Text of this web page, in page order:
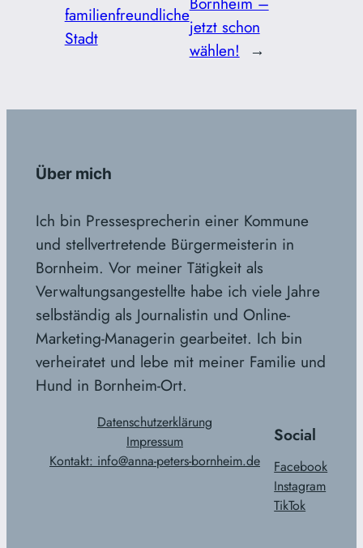
familienfreundliche
Stadt
jetzt schon
wählen!
→
Über mich
Ich bin Pressesprecherin einer Kommune
und stellvertretende Bürgermeisterin in
Bornheim. Vor meiner Tätigkeit als
Verwaltungsangestellte habe ich viele Jahre
selbständig als Journalistin und Online-
Marketing-Managerin gearbeitet. Ich bin
verheiratet und lebe mit meiner Familie und
Hund in Bornheim-Ort.
Datenschutzerklärung
Impressum
Kontakt: info@anna-peters-bornheim.de
Social
Facebook
Instagram
TikTok